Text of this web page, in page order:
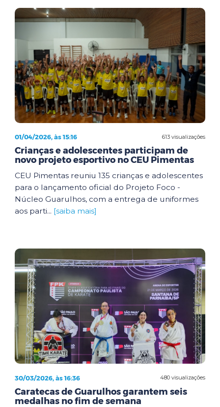
613 visualizações
01/04/2026, às 15:16
Crianças e adolescentes participam de
novo projeto esportivo no CEU Pimentas
CEU Pimentas reuniu 135 crianças e adolescentes
para o lançamento oficial do Projeto Foco -
Núcleo Guarulhos, com a entrega de uniformes
aos parti... [saiba mais]
480 visualizações
30/03/2026, às 16:36
Caratecas de Guarulhos garantem seis
medalhas no fim de semana